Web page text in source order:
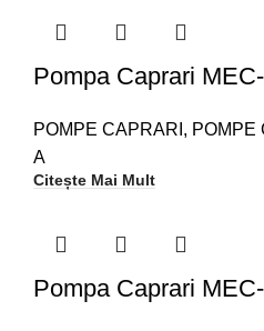
Pompa Caprari
POMPE CAPRARI , POMPE
A
Citește Mai Mult
Pompa Caprari